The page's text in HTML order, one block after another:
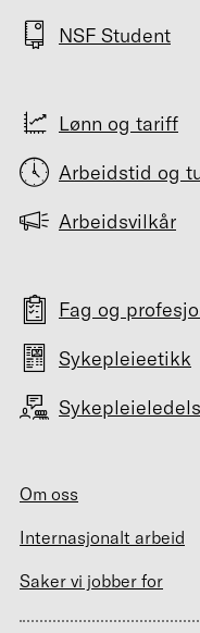
NSF Student
Lønn og tariff
Arbeidstid og
Arbeidsvilkår
Fag og
Sykepleieetikk
Om oss
Internasjonalt arbeid
Saker vi jobber for